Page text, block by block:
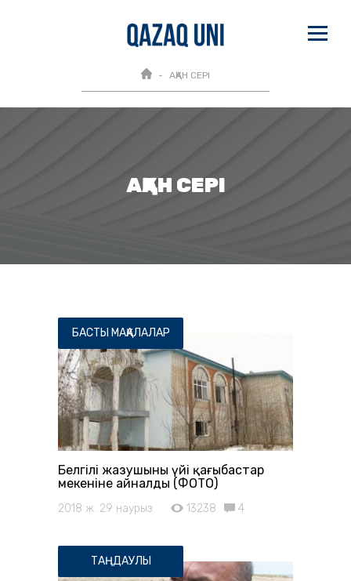
АҚАН СЕРІ
АҚАН СЕРІ
БАСТЫ МАҚАЛАЛАР
Белгілі жазушының үйі қаңғыбастар
мекеніне айналды (ФОТО)
2018 ж. 29 наурыз 13238 4
ТАҢДАУЛЫ